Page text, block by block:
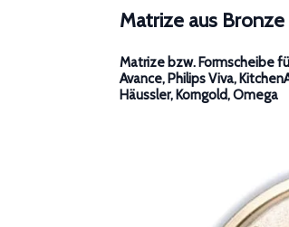
Matrize aus
Matrize bzw. Formscheibe
Avance, Philips Viva,
Häussler, Korngold, Omega